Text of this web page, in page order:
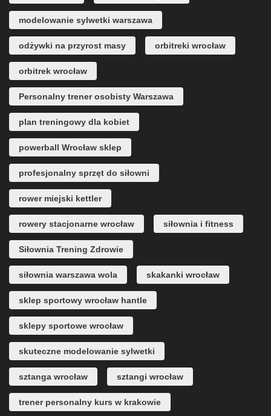
modelowanie sylwetki warszawa
odżywki na przyrost masy orbitreki wrocław
orbitrek wrocław
Personalny trener osobisty Warszawa
plan treningowy dla kobiet
powerball Wrocław sklep
profesjonalny sprzęt do siłowni
rower miejski kettler
rowery stacjonarne wrocław siłownia i fitness
Siłownia Trening Zdrowie
siłownia warszawa wola skakanki wrocław
sklep sportowy wrocław hantle
sklepy sportowe wrocław
skuteczne modelowanie sylwetki
sztanga wrocław sztangi wrocław
trener personalny kurs w krakowie